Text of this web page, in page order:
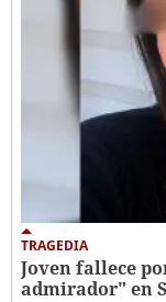
TRAGEDIA
Joven fallece
admirador" en